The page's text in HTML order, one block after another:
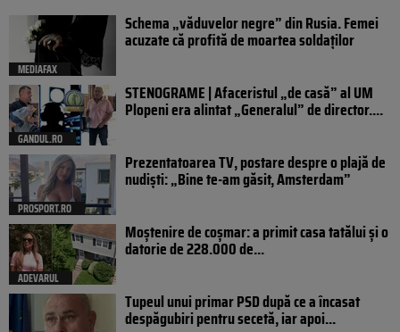
MEDIAFAX
Schema „văduvelor negre” din Rusia. Femei
acuzate că profită de moartea soldaților
GANDUL.RO
STENOGRAME | Afaceristul „de casă” al UM
Plopeni era alintat „Generalul” de director....
PROSPORT.RO
Prezentatoarea TV, postare despre o plajă de
nudiști: „Bine te-am găsit, Amsterdam”
ADEVARUL
Moștenire de coșmar: a primit casa tatălui și o
datorie de 228.000 de...
Tupeul unui primar PSD după ce a încasat
despăgubiri pentru secetă, iar apoi...